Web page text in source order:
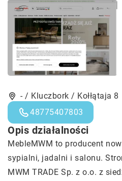
- / Kluczbork / Kołłątaja 8
48775407803
Opis działalności
MebleMWM to producent
sypialni, jadalni i salonu.
MWM TRADE Sp. z o.o. z